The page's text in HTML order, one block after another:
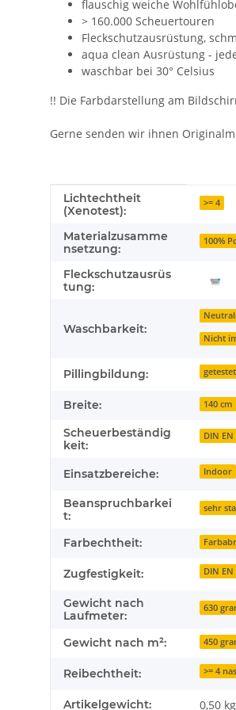
flauschig weiche
> 160.000 Scheuertouren
Fleckschutzausrüstung,
aqua clean Ausrüstung -
waschbar bei 30° Celsius
!! Die Farbdarstellung am
Gerne senden wir ihnen
Produkteigenschaft
Wert
Lichtechtheit
(Xenotest):
>= 4
Materialzusamme
nsetzung:
100%
Fleckschutzausrüs
tung:
Waschbarkeit:
Nicht
Pillingbildung:
Breite: 140 cm
Scheuerbeständig
keit:
DIN
Einsatzbereiche: Indoor
Beanspruchbarkei
t:
sehr
Farbechtheit:
Zugfestigkeit: DIN EN
Gewicht nach
Laufmeter:
630
Gewicht nach m²: 450
Reibechtheit: >= 4
Artikelgewicht: 0,50 kg